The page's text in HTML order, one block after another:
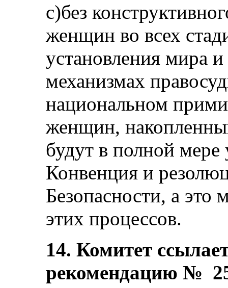
с)без
женщин во всех
установления мира
механизмах
национальном
женщин,
будут в полной мере
Конвенция и
Безопасности, а это
этих процессов.
14. Комитет
рекомендацию №